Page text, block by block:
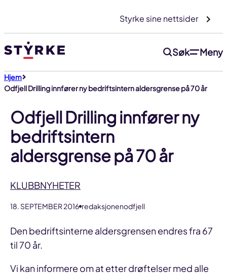
innhold
Styrke sine nettsider
Søk Meny
Hjem
Odfjell Drilling innfører ny bedriftsintern aldersgrense på 70 år
Odfjell Drilling innfører ny
bedriftsintern
aldersgrense på 70 år
KLUBBNYHETER
18. SEPTEMBER 2016 redaksjonenodfjell
Den bedriftsinterne aldersgrensen endres fra 67
til 70 år.
Vi kan informere om at etter drøftelser med alle